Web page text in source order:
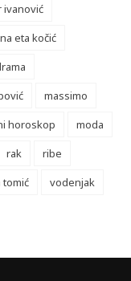
ivanović
eta kočić
massimo
horoskop
moda
rak
ribe
tomić
vodenjak